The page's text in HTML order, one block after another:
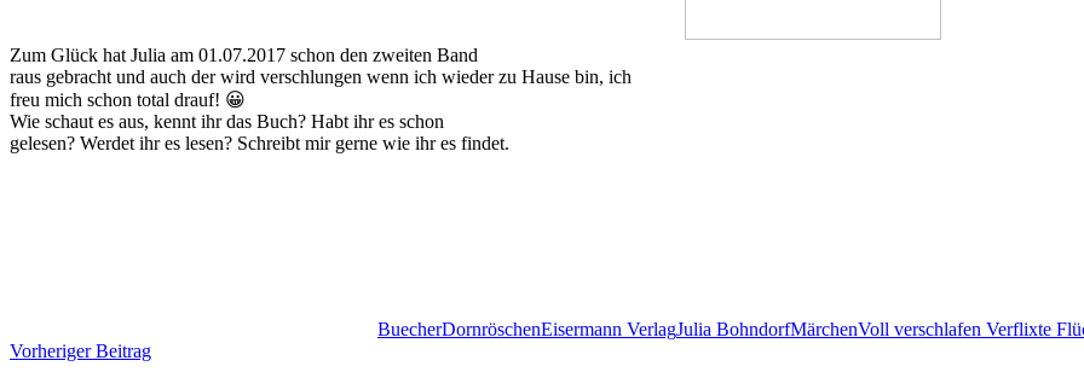
Zum Glück hat Julia am 01.07.2017 schon den zweiten Band
raus gebracht und auch der wird verschlungen wenn ich wieder zu Hause bin, ich
freu mich schon total drauf! 😀
Wie schaut es aus, kennt ihr das Buch? Habt ihr es schon
gelesen? Werdet ihr es lesen? Schreibt mir gerne wie ihr es findet.
BuecherDornröschenEisermann VerlagJulia BohndorfMärchenVoll verschlafen Verflixte
Beitragsnavigation
Vorheriger Beitrag